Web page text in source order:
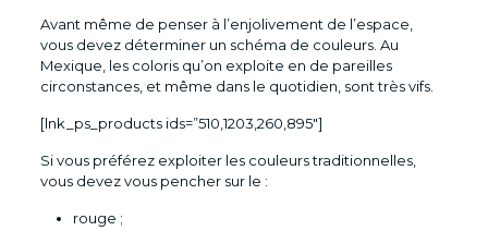
Avant même de penser à l’enjolivement de l’espace,
vous devez déterminer un schéma de couleurs. Au
Mexique, les coloris qu’on exploite en de pareilles
circonstances, et même dans le quotidien, sont très vifs.
[lnk_ps_products ids=”510,1203,260,895″]
Si vous préférez exploiter les couleurs traditionnelles,
vous devez vous pencher sur le :
rouge ;